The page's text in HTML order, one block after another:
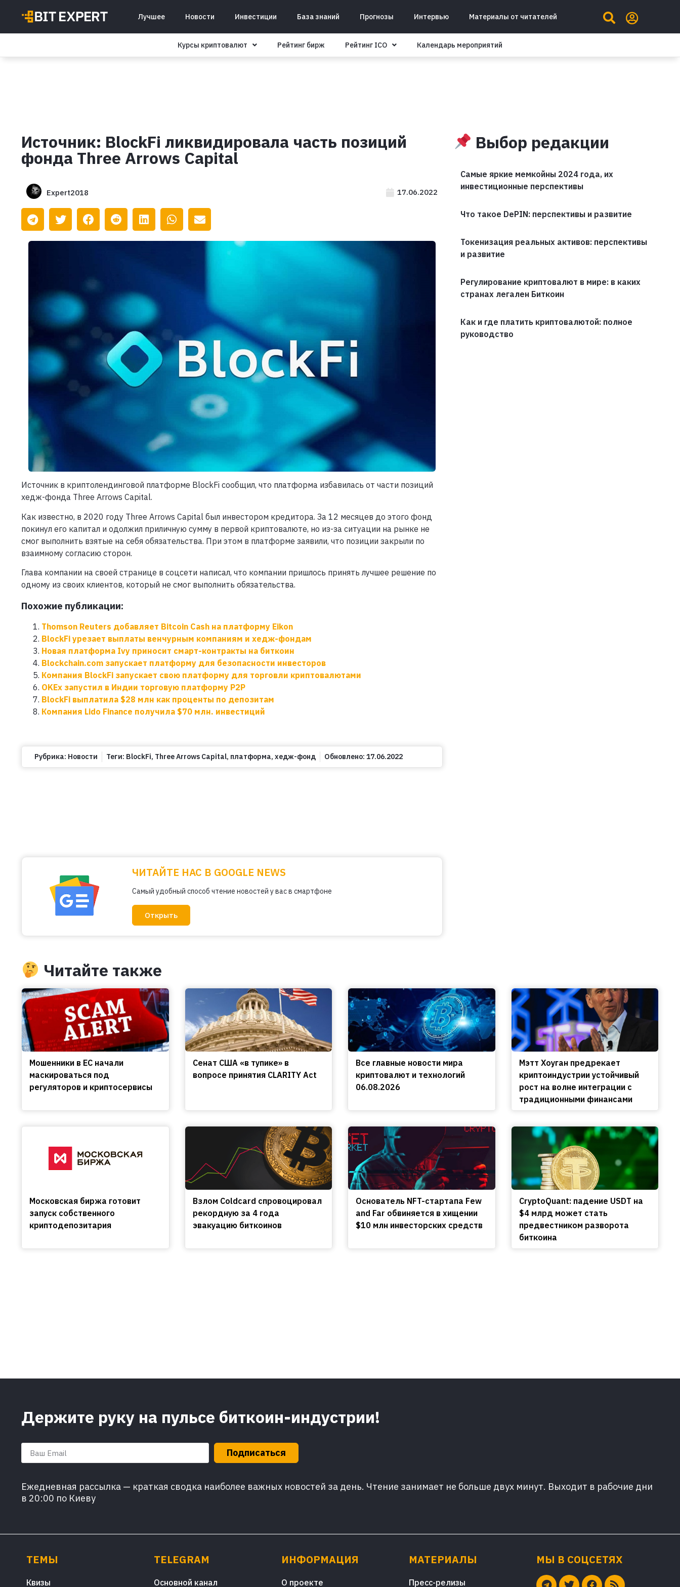
Лучшее Новости Инвестиции База знаний Прогнозы Интервью Материалы от читателей
Курсы криптовалют Рейтинг бирж Рейтинг ICO Календарь мероприятий
Источник: BlockFi ликвидировала часть позиций
фонда Three Arrows Capital
Expert2018 17.06.2022
Источник в криптолендинговой платформе BlockFi сообщил, что платформа избавилась от части позиций
хедж-фонда Three Arrows Capital.
Как известно, в 2020 году Three Arrows Capital был инвестором кредитора. За 12 месяцев до этого фонд
покинул его капитал и одолжил приличную сумму в первой криптовалюте, но из-за ситуации на рынке не
смог выполнить взятые на себя обязательства. При этом в платформе заявили, что позиции закрыли по
взаимному согласию сторон.
Глава компании на своей странице в соцсети написал, что компании пришлось принять лучшее решение по
одному из своих клиентов, который не смог выполнить обязательства.
Похожие публикации:
Thomson Reuters добавляет Bitcoin Cash на платформу Eikon
BlockFi урезает выплаты венчурным компаниям и хедж-фондам
Новая платформа Ivy приносит смарт-контракты на биткоин
Blockchain.com запускает платформу для безопасности инвесторов
Компания BlockFi запускает свою платформу для торговли криптовалютами
OKEx запустил в Индии торговую платформу P2P
BlockFi выплатила $28 млн как проценты по депозитам
Компания Lido Finance получила $70 млн. инвестиций
Рубрика: Новости Теги: BlockFi, Three Arrows Capital, платформа, хедж-фонд Обновлено: 17.06.2022
ЧИТАЙТЕ НАС В GOOGLE NEWS
Самый удобный способ чтение новостей у вас в смартфоне
Открыть
Выбор редакции
Самые яркие мемкойны 2024 года, их
инвестиционные перспективы
Что такое DePIN: перспективы и развитие
Токенизация реальных активов: перспективы
и развитие
Регулирование криптовалют в мире: в каких
странах легален Биткоин
Как и где платить криптовалютой: полное
руководство
Читайте также
Мошенники в ЕС начали
маскироваться под
регуляторов и криптосервисы
Сенат США «в тупике» в
вопросе принятия CLARITY Act
Все главные новости мира
криптовалют и технологий
06.08.2026
Мэтт Хоуган предрекает
криптоиндустрии устойчивый
рост на волне интеграции с
традиционными финансами
Московская биржа готовит
запуск собственного
криптодепозитария
Взлом Coldcard спровоцировал
рекордную за 4 года
эвакуацию биткоинов
Основатель NFT-стартапа Few
and Far обвиняется в хищении
$10 млн инвесторских средств
CryptoQuant: падение USDT на
$4 млрд может стать
предвестником разворота
биткоина
Держите руку на пульсе биткоин-индустрии!
Подписаться
Ежедневная рассылка — краткая сводка наиболее важных новостей за день. Чтение занимает не больше двух минут. Выходит в рабочие дни
в 20:00 по Киеву
ТЕМЫ
Квизы
TELEGRAM
Основной канал
ИНФОРМАЦИЯ
О проекте
МАТЕРИАЛЫ
Пресс-релизы
МЫ В СОЦСЕТЯХ